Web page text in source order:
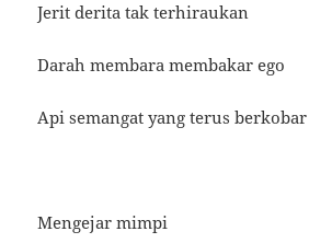
Jerit derita tak terhiraukan
Darah membara membakar ego
Api semangat yang terus berkobar
Mengejar mimpi